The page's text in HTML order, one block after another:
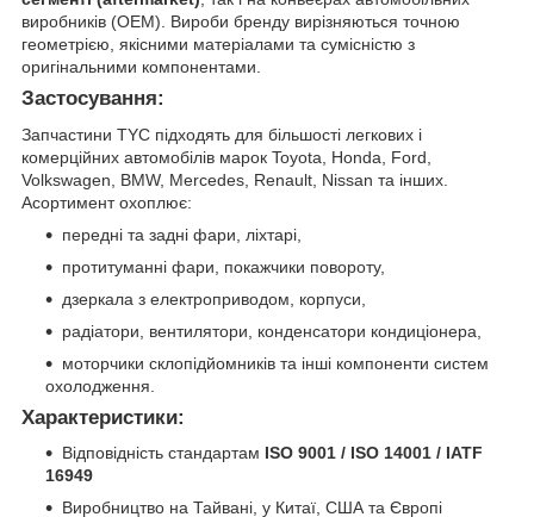
виробників (OEM). Вироби бренду вирізняються точною
геометрією, якісними матеріалами та сумісністю з
оригінальними компонентами.
Застосування:
Запчастини TYC підходять для більшості легкових і
комерційних автомобілів марок Toyota, Honda, Ford,
Volkswagen, BMW, Mercedes, Renault, Nissan та інших.
Асортимент охоплює:
передні та задні фари, ліхтарі,
протитуманні фари, покажчики повороту,
дзеркала з електроприводом, корпуси,
радіатори, вентилятори, конденсатори кондиціонера,
моторчики склопідйомників та інші компоненти систем
охолодження.
Характеристики:
Відповідність стандартам ISO 9001 / ISO 14001 / IATF
16949
Виробництво на Тайвані, у Китаї, США та Європі